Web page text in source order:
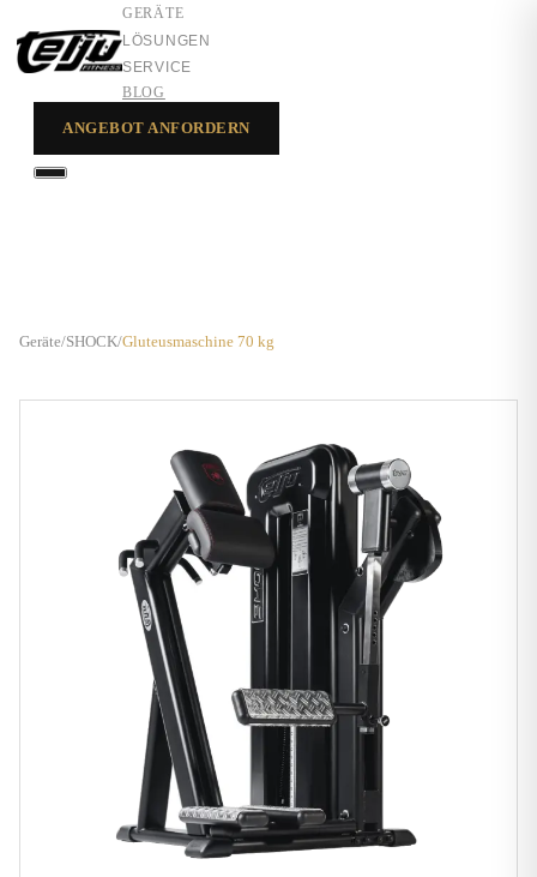
GERÄTE
LÖSUNGEN
SERVICE
BLOG
ANGEBOT ANFORDERN
Geräte/SHOCK/Gluteusmaschine 70 kg